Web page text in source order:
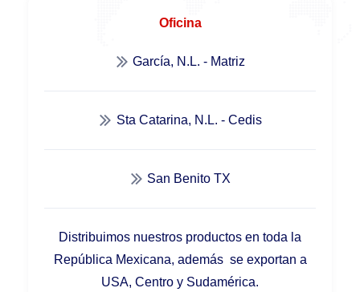
Oficina
García, N.L. - Matriz
Sta Catarina, N.L. - Cedis
San Benito TX
Distribuimos nuestros productos en toda la
República Mexicana, además se exportan a
USA, Centro y Sudamérica.